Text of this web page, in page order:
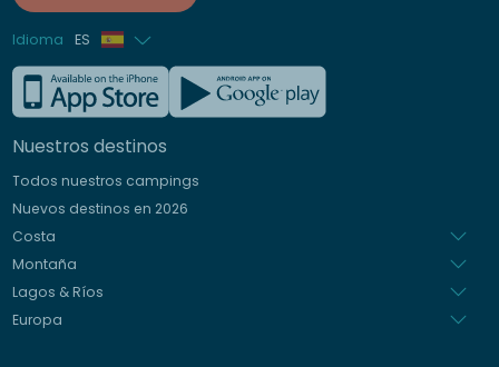
Idioma ES
Francés
Inglés
Alemán
Nuestros destinos
Todos nuestros campings
Nuevos destinos en 2026
Costa
Montaña
Lagos & Ríos
Europa